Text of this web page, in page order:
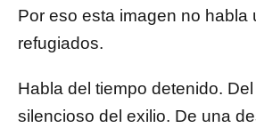
Por eso esta imagen no habla
refugiados.
Habla del tiempo detenido.
silencioso del exilio. De una